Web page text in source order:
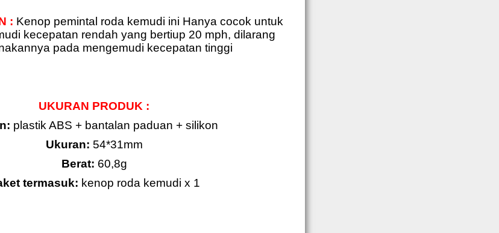
: Kenop pemintal roda kemudi ini Hanya cocok untuk
kecepatan rendah yang bertiup 20 mph, dilarang
pada mengemudi kecepatan tinggi
UKURAN PRODUK :
plastik ABS + bantalan paduan + silikon
Ukuran: 54*31mm
Berat: 60,8g
termasuk: kenop roda kemudi x 1